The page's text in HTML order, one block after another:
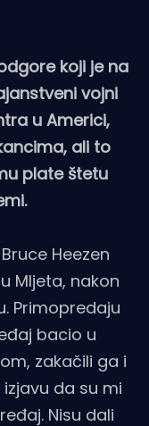
koji je na
vojni
u Americi,
ali to
plate štetu
Heezen
Mljeta, nakon
Primopredaju
bacio u
zakačili ga i
da su mi
Nisu dali